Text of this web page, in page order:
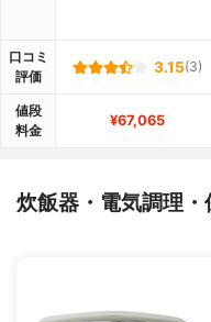
口コミ
評価
3.15(3)
値段
料金
¥67,065
炊飯器・電気調理